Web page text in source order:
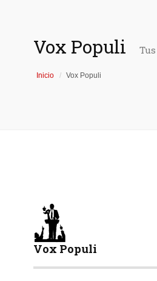
Vox Populi
Inicio Vox Populi
Vox Populi